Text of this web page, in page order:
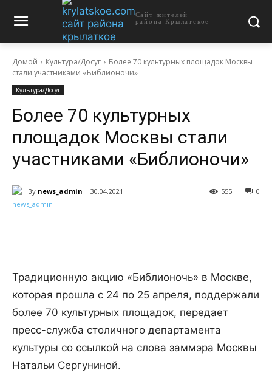
Сайт жителей
района Крылатское
Домой Культура/Досуг
Более 70 культурных площадок Москвы
стали участниками «Библионочи»
Культура/Досуг
Более 70 культурных
площадок Москвы стали
участниками «Библионочи»
By news_admin 30.04.2021 0
555
Традиционную акцию «Библионочь» в Москве,
которая прошла с 24 по 25 апреля, поддержали
более 70 культурных площадок, передает
пресс-служба столичного департамента
культуры со ссылкой на слова заммэра Москвы
Натальи Сергуниной.